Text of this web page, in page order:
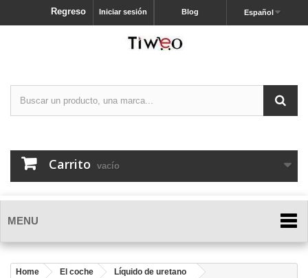
Español
Blog
Iniciar sesión
Regreso
Carrito vacío
MENU
Home El coche
Líquido de uretano